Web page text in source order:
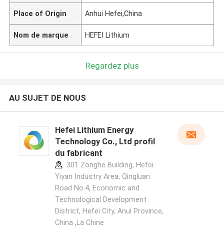
Place of Origin Anhui Hefei,China
Nom de marque HEFEI Lithium
Regardez plus
AU SUJET DE NOUS
Hefei Lithium Energy
Technology Co., Ltd profil
du fabricant
301 Zonghe Building, Hefei
Yiyan Industry Area, Qingluan
Road No.4, Economic and
Technological Development
District, Hefei City, Anui Province,
China ,La Chine